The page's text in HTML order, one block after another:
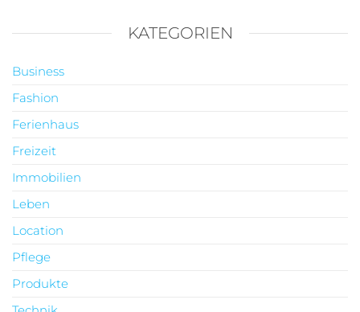
KATEGORIEN
Business
Fashion
Ferienhaus
Freizeit
Immobilien
Leben
Location
Pflege
Produkte